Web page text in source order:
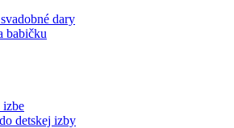
dary
babičku
izbe
detskej izby